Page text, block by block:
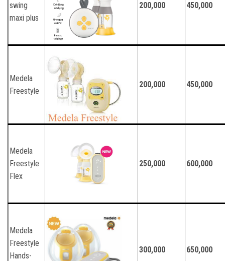
swing
maxi plus
200,000 450,000
Medela
Freestyle
200,000 450,000
Medela
Freestyle
Flex
250,000 600,000
Medela
Freestyle
Hands-
300,000 650,000